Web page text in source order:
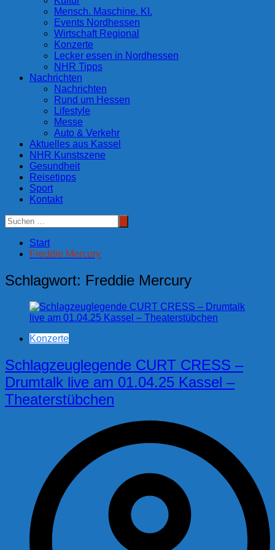
Mensch. Maschine. KI.
Events Nordhessen
Wirtschaft Regional
Konzerte
Lecker essen in Nordhessen
NHR Tipps
Nachrichten
Nachrichten
Rund um Hessen
Lifestyle
Messe
Auto & Verkehr
Aktuelles aus Kassel
NHR Kunstszene
Gesundheit
Reisetipps
Sport
Kontakt
Start
Freddie Mercury
Schlagwort: Freddie Mercury
Konzerte
Schlagzeuglegende CURT CRESS –
Drumtalk live am 01.04.25 Kassel –
Theaterstübchen